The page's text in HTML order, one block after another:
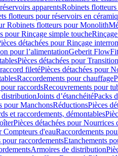
apparentsRobinets
flotteurs pour réservoirs en
Robinets flotteurs pour Monolith
pour Rinçage simple touche
détachées pour Rinçage
pour l’alimentationGeberit FlowFit
Pièces détachées pour
filetéPièces détachées pour
Raccordements pour chauffage
raccordsRecouvrements pour
Joints d’étanchéitéPacks
pour ManchonsRéductionsPièces
et raccordements, démontables
Pièces détachées pour
Compteurs d'eauRaccordements
pour raccordementsEtanchements
Armoires de distribution